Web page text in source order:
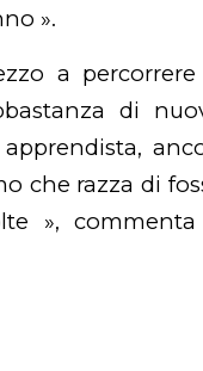
».
a
di
che razza di
», commenta